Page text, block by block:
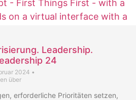
Leadership.
24
2024 •
über
erforderliche Prioritäten setzen,